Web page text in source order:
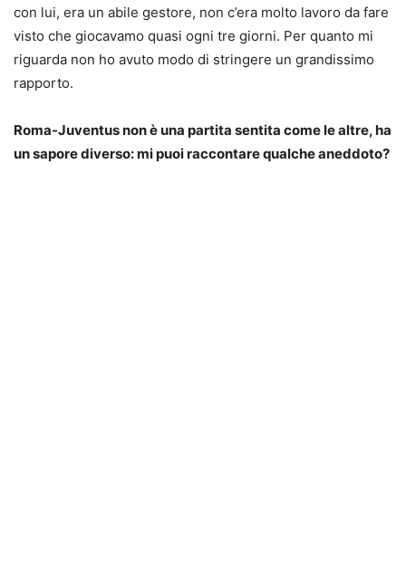
con lui, era un abile gestore, non c’era molto lavoro da fare
visto che giocavamo quasi ogni tre giorni. Per quanto mi
riguarda non ho avuto modo di stringere un grandissimo
rapporto.
Roma-Juventus non è una partita sentita come le altre, ha
un sapore diverso: mi puoi raccontare qualche aneddoto?